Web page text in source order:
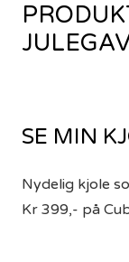
SE MIN
Nydelig kjole
Kr 399,- på